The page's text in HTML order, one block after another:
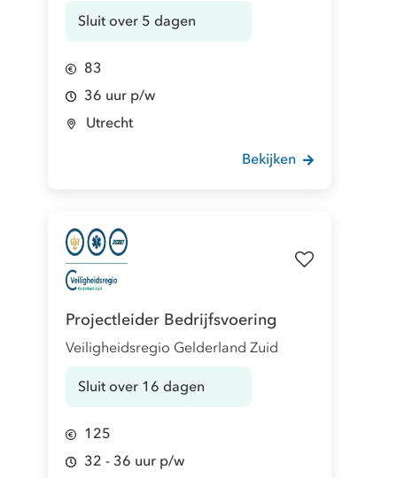
Sluit over 5 dagen
83
36 uur p/w
Utrecht
Bekijken
Projectleider Bedrijfsvoering
Veiligheidsregio Gelderland Zuid
Sluit over 16 dagen
125
32 - 36 uur p/w